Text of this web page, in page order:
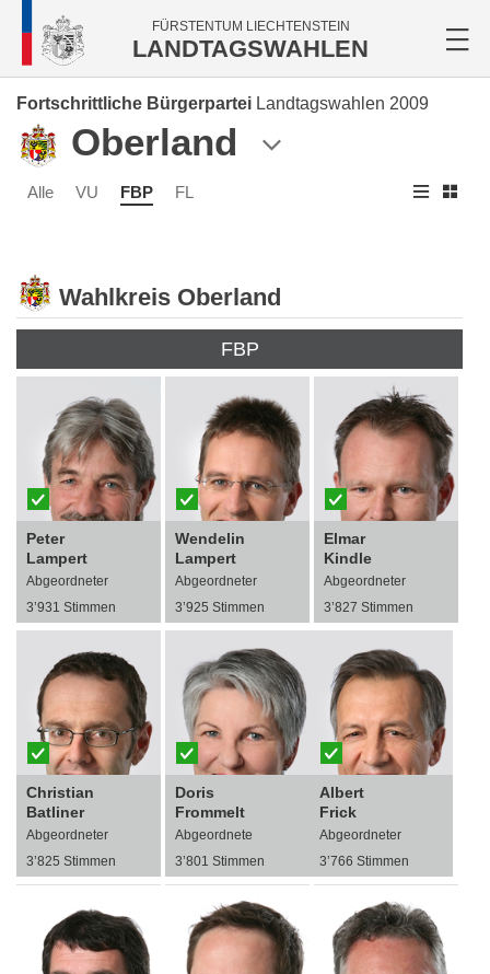
FÜRSTENTUM LIECHTENSTEIN
LANDTAGSWAHLEN
Fortschrittliche Bürgerpartei Landtagswahlen 2009
Oberland
Alle VU FBP FL
Wahlkreis Oberland
FBP
Peter
Lampert
Abgeordneter
3’931 Stimmen
Wendelin
Lampert
Abgeordneter
3’925 Stimmen
Elmar
Kindle
Abgeordneter
3’827 Stimmen
Christian
Batliner
Abgeordneter
3’825 Stimmen
Doris
Frommelt
Abgeordnete
3’801 Stimmen
Albert
Frick
Abgeordneter
3’766 Stimmen